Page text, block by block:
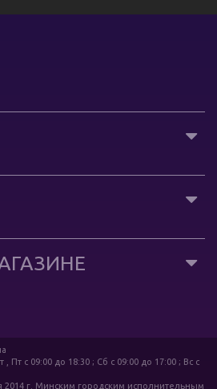
Пт c 09:00 до 18:30 ; Сб c 09:00 до 17:00 ; Вс c
2014 г. Минским городским исполнительным